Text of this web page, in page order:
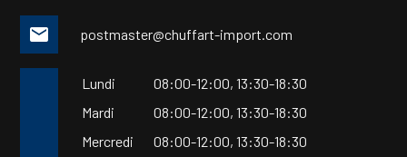
mail postmaster@chuffart-import.com
Lundi 08:00-12:00,13:30-18:30
Mardi
08:00-12:00,13:30-18:30
Mercredi
08:00-12:00,13:30-18:30